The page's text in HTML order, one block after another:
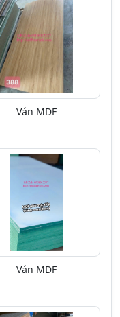
Ván MDF
Ván MDF